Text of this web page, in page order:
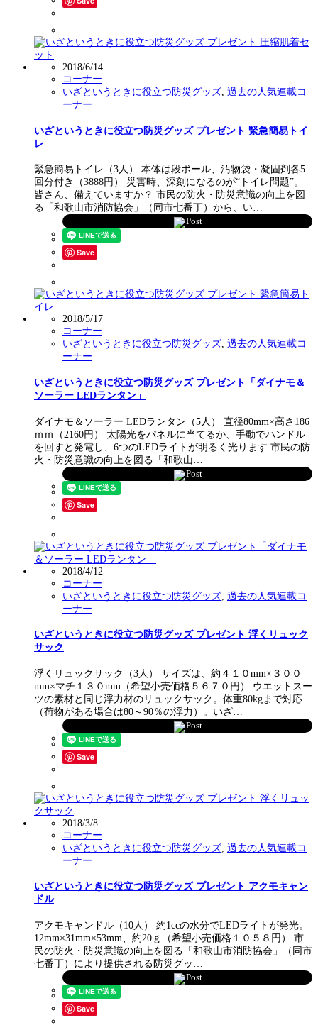
2018/6/14
コーナー
いざというときに役立つ防災グッズ, 過去の人気連載コ
ーナー
いざというときに役立つ防災グッズ プレゼント 緊急簡易トイ
レ
緊急簡易トイレ（3人） 本体は段ボール、汚物袋・凝固剤各5
回分付き（3888円） 災害時、深刻になるのが“トイレ問題”。
皆さん、備えていますか？ 市民の防火・防災意識の向上を図
る「和歌山市消防協会」（同市七番丁）から、い…
Post
Save
2018/5/17
コーナー
いざというときに役立つ防災グッズ, 過去の人気連載コ
ーナー
いざというときに役立つ防災グッズ プレゼント「ダイナモ＆
ソーラー LEDランタン」
ダイナモ＆ソーラー LEDランタン（5人） 直径80mm×高さ186
ｍｍ（2160円） 太陽光をパネルに当てるか、手動でハンドル
を回すと発電し、6つのLEDライトが明るく光ります 市民の防
火・防災意識の向上を図る「和歌山…
Post
Save
2018/4/12
コーナー
いざというときに役立つ防災グッズ 過去の人気連載コ
ーナー
いざというときに役立つ防災グッズ プレゼント 浮くリュック
サック
浮くリュックサック（3人） サイズは、約４１０mm×３００
mm×マチ１３０mm（希望小売価格５６７０円） ウエットスー
ツの素材と同じ浮力材のリュックサック。体重80kgまで対応
（荷物がある場合は80～90％の浮力）。いざ…
Post
Save
2018/3/8
コーナー
いざというときに役立つ防災グッズ 過去の人気連載コ
ーナー
いざというときに役立つ防災グッズ プレゼント アクモキャン
ドル
アクモキャンドル（10人） 約1ccの水分でLEDライトが発光。
12mm×31mm×53mm、約20ｇ（希望小売価格１０５８円） 市
民の防火・防災意識の向上を図る「和歌山市消防協会」（同市
七番丁）により提供される防災グッ…
Post
Save